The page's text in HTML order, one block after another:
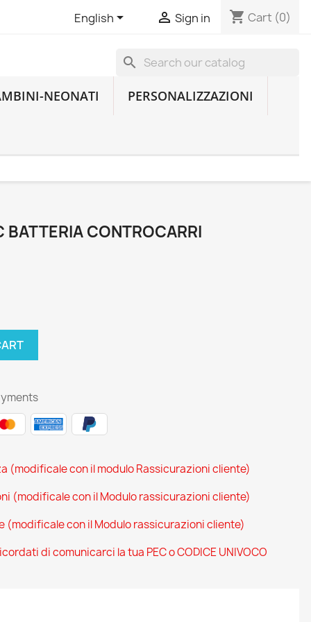
English  Sign in shopping_cart Cart (0)
search
NEONATI
PERSONALIZZAZIONI
BATTERIA CONTROCARRI
(modificale con il modulo Rassicurazioni cliente)
(modificale con il Modulo rassicurazioni cliente)
(modificale con il Modulo rassicurazioni cliente)
di comunicarci la tua PEC o CODICE UNIVOCO